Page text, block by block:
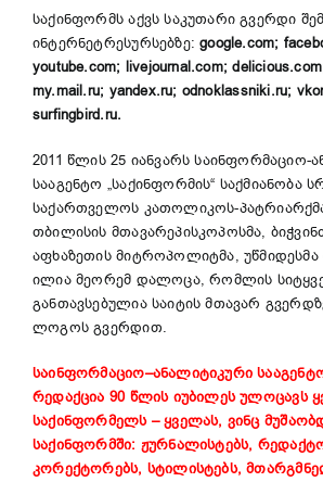
საქინფორმს აქვს საკუთარი გვერდი
ინტერნეტრესურსებზე:google.com;
youtube.com; livejournal.com; delicious.com
my.mail.ru; yandex.ru; odnoklassniki.ru;
surfingbird.ru.
2011 წლის 25 იანვარს საინფორმაციო-
სააგენტო „საქინფორმის“ საქმიანობა
საქართველოს კათოლიკოს-
თბილისის მთავარეპისკოპოსმა,
აფხაზეთის მიტროპოლიტმა, უწმიდესმა
ილია მეორემ დალოცა, რომლის
განთავსებულია საიტის მთავარ
ლოგოს გვერდით.
საინფორმაციო–ანალიტიკური
რედაქცია 90 წლის იუბილეს ულოცავს
საქინფორმელს – ყველას, ვინც
საქინფორმში: ჟურნალისტებს,
კორექტორებს, სტილისტებს,